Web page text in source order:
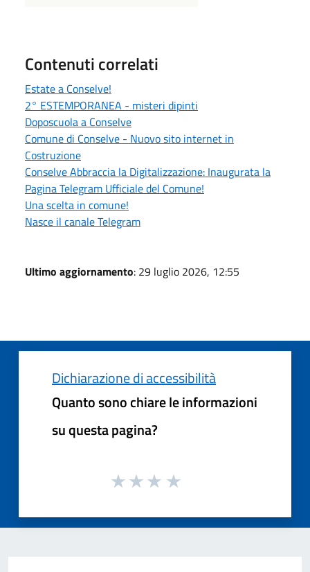
Contenuti correlati
Estate a Conselve!
2° ESTEMPORANEA - misteri dipinti
Doposcuola a Conselve
Comune di Conselve - Nuovo sito internet in
Costruzione
Conselve Abbraccia la Digitalizzazione: Inaugurata la
Pagina Telegram Ufficiale del Comune!
Una scelta in comune!
Nasce il canale Telegram
Ultimo aggiornamento: 29 luglio 2026, 12:55
Dichiarazione di accessibilità
Quanto sono chiare le informazioni
su questa pagina?